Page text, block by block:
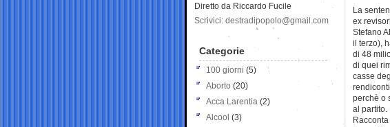
La
ex
Stefano
il terzo),
di 48
di quei
casse
perchè o
al partito.
Diretto da Riccardo Fucile
Scrivici: destradipopolo@gmail.com
Categorie
100 giorni (5)
Aborto (20)
Acca Larentia (2)
Alcool (3)